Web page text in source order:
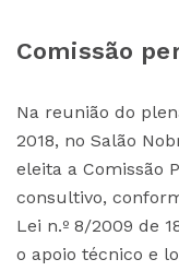
Comissão
Na reunião do
2018, no Salão
eleita a Comissão
consultivo,
Lei n.º 8/2009 de
o apoio técnico e